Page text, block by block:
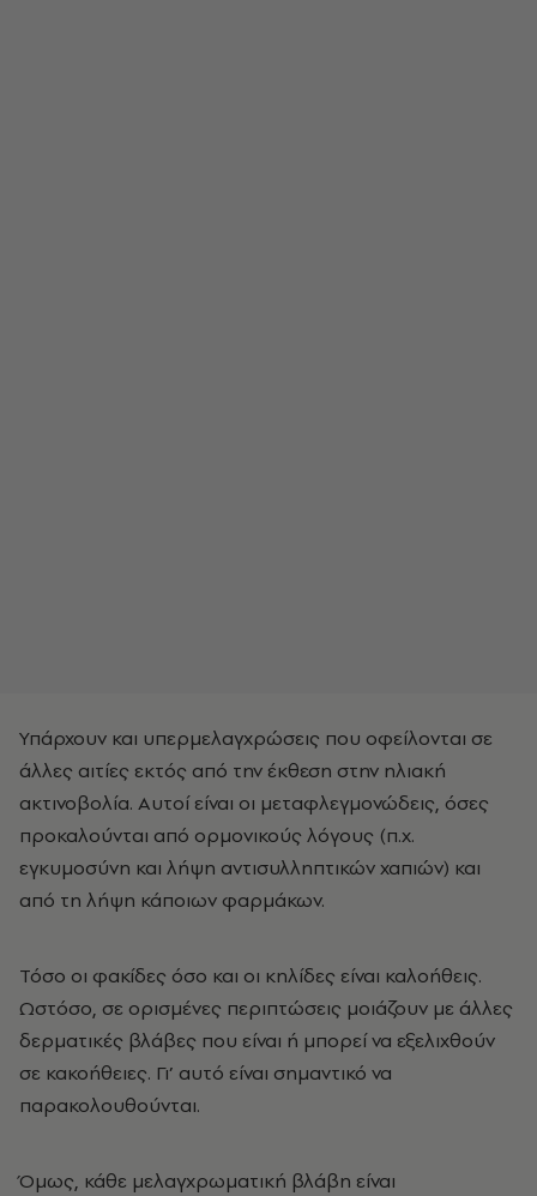
Υπάρχουν και υπερμελαγχρώσεις που οφείλονται σε
άλλες αιτίες εκτός από την έκθεση στην ηλιακή
ακτινοβολία. Αυτοί είναι οι μεταφλεγμονώδεις, όσες
προκαλούνται από ορμονικούς λόγους (π.χ.
εγκυμοσύνη και λήψη αντισυλληπτικών χαπιών) και
από τη λήψη κάποιων φαρμάκων.
Τόσο οι φακίδες όσο και οι κηλίδες είναι καλοήθεις.
Ωστόσο, σε ορισμένες περιπτώσεις μοιάζουν με άλλες
δερματικές βλάβες που είναι ή μπορεί να εξελιχθούν
σε κακοήθειες. Γι’ αυτό είναι σημαντικό να
παρακολουθούνται.
Όμως, κάθε μελαγχρωματική βλάβη είναι